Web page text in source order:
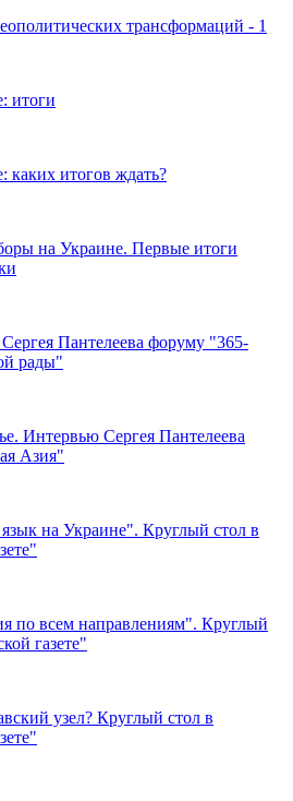
трансформаций - 1
итоги
итогов ждать?
на Украине. Первые итоги
Пантелеева форуму "365-
рады"
Интервью Сергея Пантелеева
Азия"
на Украине". Круглый стол в
по всем направлениям". Круглый
газете"
узел? Круглый стол в